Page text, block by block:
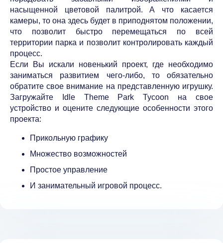
насыщенной цветовой палитрой. А что касается
камеры, то она здесь будет в приподнятом положении,
что позволит быстро перемещаться по всей
территории парка и позволит контролировать каждый
процесс.
Если Вы искали новенький проект, где необходимо
заниматься развитием чего-либо, то обязательно
обратите свое внимание на представленную игрушку.
Загружайте Idle Theme Park Tycoon на свое
устройство и оцените следующие особенности этого
проекта:
Прикольную графику
Множество возможностей
Простое управление
И занимательный игровой процесс.